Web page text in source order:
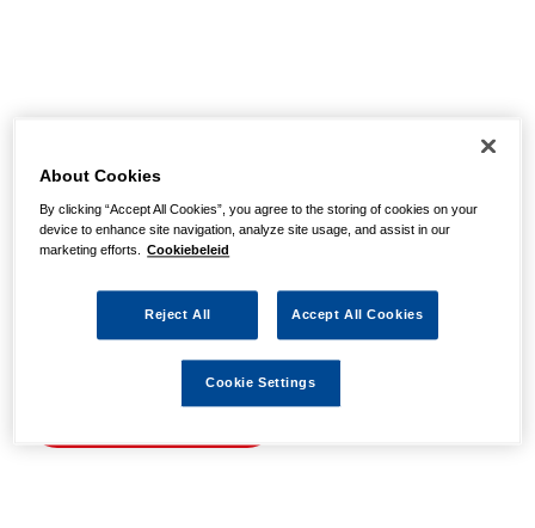
pagina niet kunnen
vinden
Wellicht zit er een spel- of typfout in de URL of is de
actie waarnaar u zocht al verlopen. We hopen u weer op
About Cookies
By clicking “Accept All Cookies”, you agree to the storing of cookies on your
device to enhance site navigation, analyze site usage, and assist in our
marketing efforts. Cookiebeleid
Reject All Accept All Cookies
Cookie Settings